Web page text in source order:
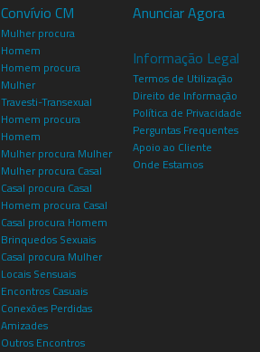
Convívio CM
Mulher procura
Homem
Homem procura
Mulher
Travesti-Transexual
Homem procura
Homem
Mulher procura Mulher
Mulher procura Casal
Casal procura Casal
Homem procura Casal
Casal procura Homem
Brinquedos Sexuais
Casal procura Mulher
Locais Sensuais
Encontros Casuais
Conexões Perdidas
Amizades
Outros Encontros
Anunciar Agora
Informação Legal
Termos de Utilização
Direito de Informação
Política de Privacidade
Perguntas Frequentes
Apoio ao Cliente
Onde Estamos